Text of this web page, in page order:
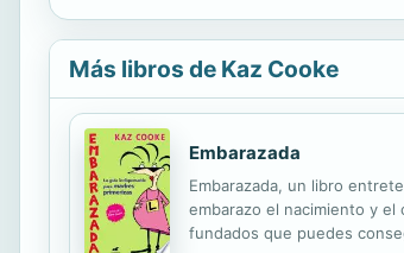
Más libros de Kaz Cooke
Embarazada
Embarazada, un libro
embarazo el nacimiento y
fundados que puedes